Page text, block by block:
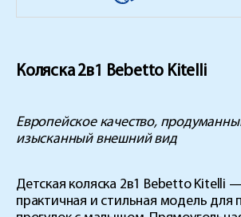
Коляска 2в1 Bebetto Kitelli
Европейское качество,
изысканный внешний вид
Детская коляска 2в1 Bebetto Kitelli
практичная и стильная модель для